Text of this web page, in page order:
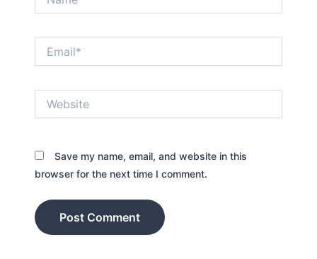
Save my name, email, and website in this
browser for the next time I comment.